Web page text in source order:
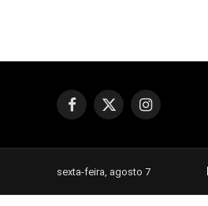
Facebook
X
Instagram
sexta-feira, agosto 7